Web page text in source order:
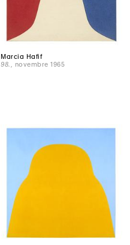
Marcia Hafif
98., novembre 1965